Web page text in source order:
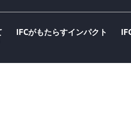
IFCがもたらすインパクト